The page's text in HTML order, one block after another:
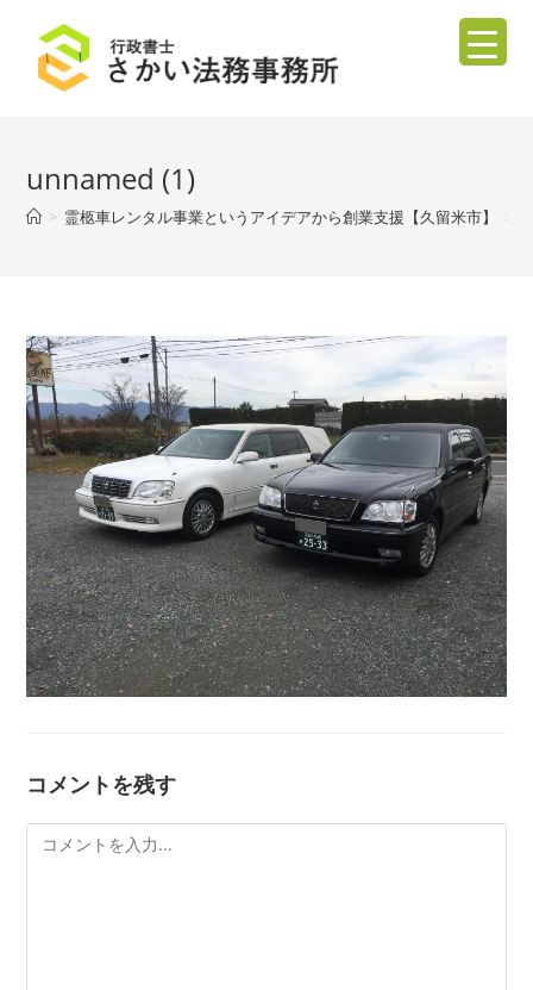
unnamed (1)
> 霊柩車レンタル事業というアイデアから創業支援【久留米市】 >
コメントを残す